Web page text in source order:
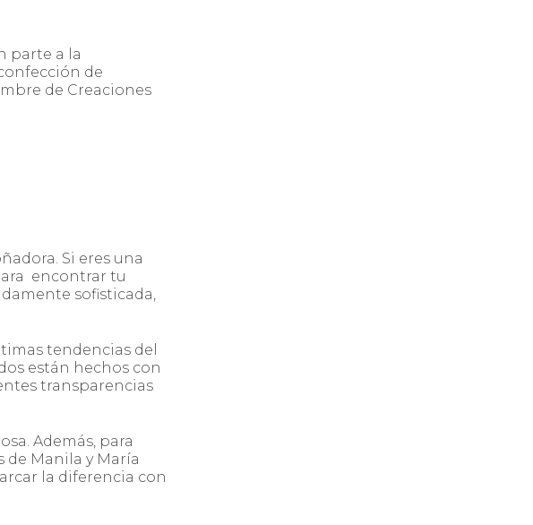
parte a la
de
de Creaciones
Si eres una
encontrar tu
sofisticada,
tendencias del
están hechos con
transparencias
Además, para
Manila y María
la diferencia con